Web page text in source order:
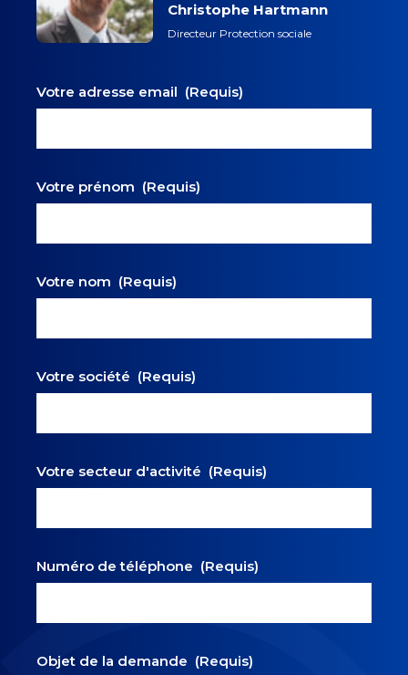
Christophe Hartmann
Directeur Protection sociale
Votre adresse email (Requis)
Votre prénom (Requis)
Votre nom (Requis)
Votre société (Requis)
Votre secteur d'activité (Requis)
Numéro de téléphone (Requis)
Objet de la demande (Requis)